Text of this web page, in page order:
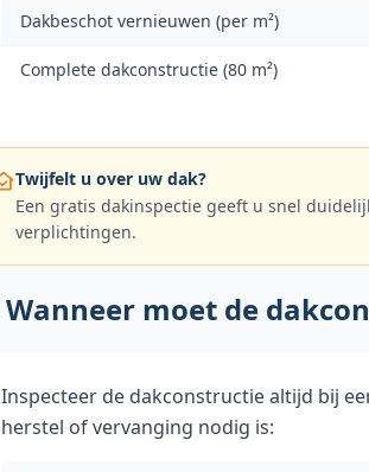
Dakbeschot vernieuwen (per m²)
Complete dakconstructie (80 m²)
Twijfelt u over uw dak?
Een gratis dakinspectie geeft u snel
verplichtingen.
Wanneer moet de
Inspecteer de dakconstructie altijd bij
herstel of vervanging nodig is: